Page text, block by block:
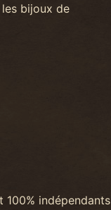
bijoux de
100% indépendants